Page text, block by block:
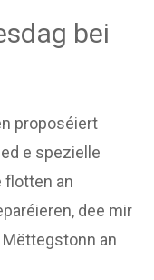
bei
proposéiert
e spezielle
flotten an
dee mir
Mëttegstonn an